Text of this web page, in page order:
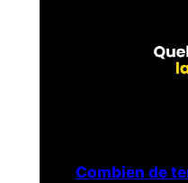
Combien de